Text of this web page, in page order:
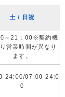
土 / 日祝
～21：00※契約機
営業時間が異なり
ます。
24:00/07:00-24:0
0